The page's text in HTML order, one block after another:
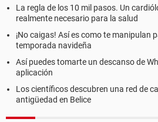
La regla de los 10 mil pasos. Un
realmente necesario para la salud
¡No caigas! Así es como te manipulan
temporada navideña
Así puedes tomarte un descanso de
aplicación
Los científicos descubren una red de
antigüedad en Belice